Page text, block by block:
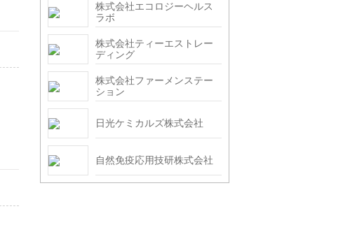
株式会社エコロジーヘルス
ラボ
株式会社ティーエストレー
ディング
株式会社ファーメンステー
ション
日光ケミカルズ株式会社
自然免疫応用技研株式会社